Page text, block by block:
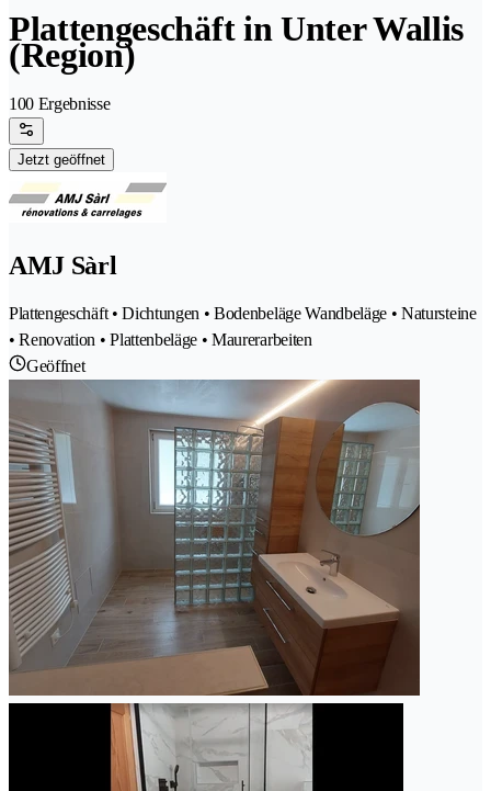
Plattengeschäft in Unter Wallis
(Region)
100 Ergebnisse
Jetzt geöffnet
AMJ Sàrl
Plattengeschäft • Dichtungen • Bodenbeläge Wandbeläge • Natursteine
• Renovation • Plattenbeläge • Maurerarbeiten
Geöffnet